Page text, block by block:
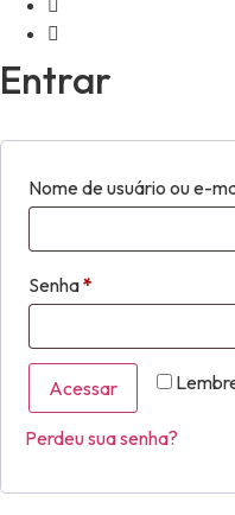
Entrar
Nome de usuário ou e-
Senha*
Acessar
Perdeu sua senha?